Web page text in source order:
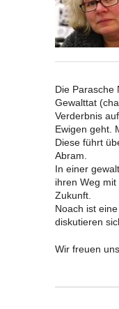
Die Parasche
Gewalttat
Verderbnis
Ewigen geht.
Diese führt
Abram.
In einer
ihren Weg
Zukunft.
Noach ist
diskutieren
Wir freuen